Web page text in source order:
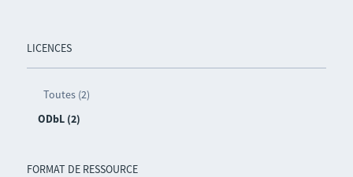
LICENCES
Toutes (2)
ODbL (2)
FORMAT DE RESSOURCE